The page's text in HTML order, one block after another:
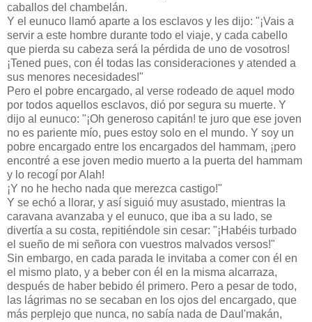
caballos del chambelán.
Y el eunuco llamó aparte a los esclavos y les dijo: "¡Vais a
servir a este hombre durante todo el viaje, y cada cabello
que pierda su cabeza será la pérdida de uno de vosotros!
¡Tened pues, con él todas las consideraciones y atended a
sus menores necesidades!"
Pero el pobre encargado, al verse rodeado de aquel modo
por todos aquellos esclavos, dió por segura su muerte. Y
dijo al eunuco: "¡Oh generoso capitán! te juro que ese joven
no es pariente mío, pues estoy solo en el mundo. Y soy un
pobre encargado entre los encargados del hammam, ¡pero
encontré a ese joven medio muerto a la puerta del hammam
y lo recogí por Alah!
¡Y no he hecho nada que merezca castigo!"
Y se echó a llorar, y así siguió muy asustado, mientras la
caravana avanzaba y el eunuco, que iba a su lado, se
divertía a su costa, repitiéndole sin cesar: "¡Habéis turbado
el sueño de mi señora con vuestros malvados versos!"
Sin embargo, en cada parada le invitaba a comer con él en
el mismo plato, y a beber con él en la misma alcarraza,
después de haber bebido él primero. Pero a pesar de todo,
las lágrimas no se secaban en los ojos del encargado, que
más perplejo que nunca, no sabía nada de Daul'makán,